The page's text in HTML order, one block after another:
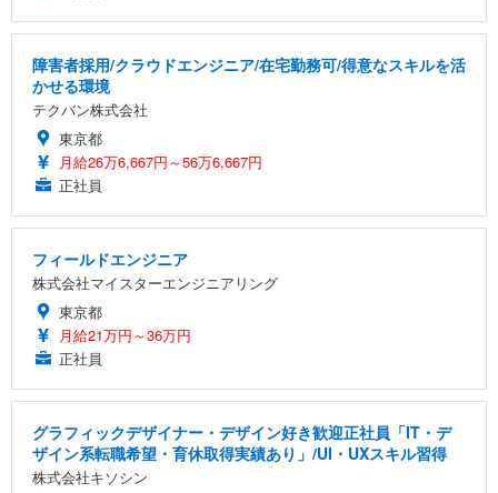
障害者採用/クラウドエンジニア/在宅勤務可/得意なスキルを活
かせる環境
テクバン株式会社
東京都
月給26万6,667円～56万6,667円
正社員
フィールドエンジニア
株式会社マイスターエンジニアリング
東京都
月給21万円～36万円
正社員
グラフィックデザイナー・デザイン好き歓迎正社員「IT・デ
ザイン系転職希望・育休取得実績あり」/UI・UXスキル習得
株式会社キソシン